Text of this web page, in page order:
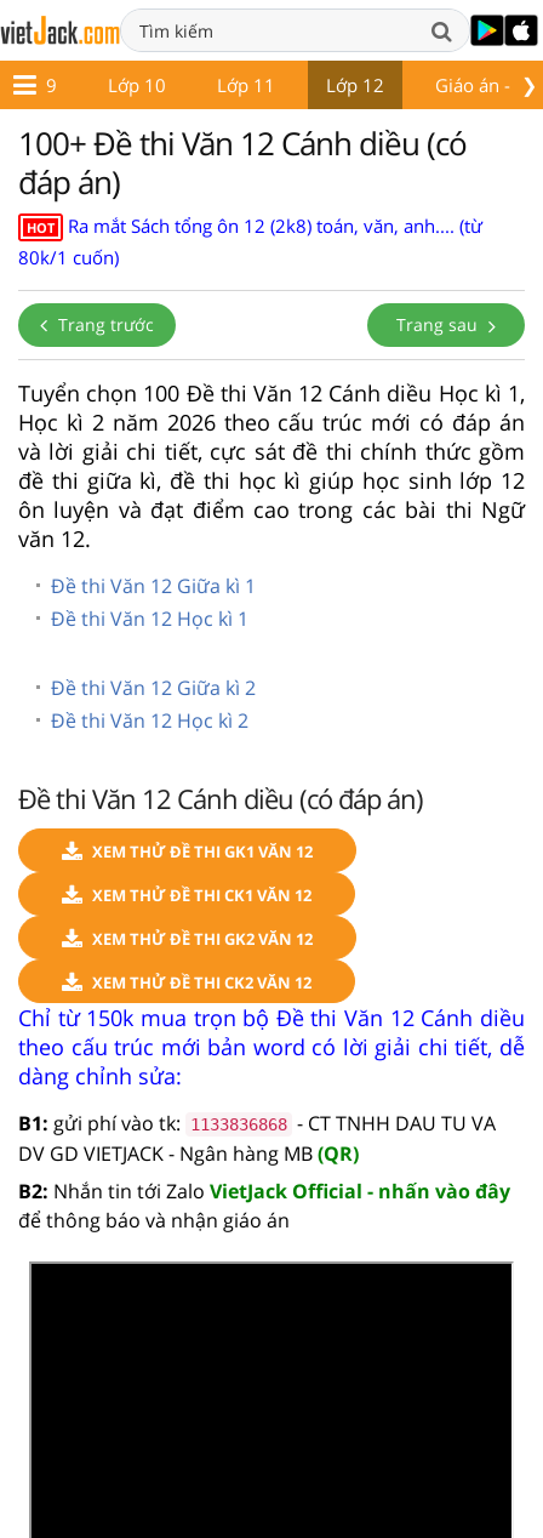
❯
Lớp 9 Lớp 10 Lớp 11 Lớp 12 Giáo án -
100+ Đề thi Văn 12 Cánh diều (có
đáp án)
HOT
Ra mắt Sách tổng ôn 12 (2k8) toán, văn, anh.... (từ
80k/1 cuốn)
Trang trước Trang sau
Tuyển chọn 100 Đề thi Văn 12 Cánh diều Học kì 1,
Học kì 2 năm 2026 theo cấu trúc mới có đáp án
và lời giải chi tiết, cực sát đề thi chính thức gồm
đề thi giữa kì, đề thi học kì giúp học sinh lớp 12
ôn luyện và đạt điểm cao trong các bài thi Ngữ
văn 12.
Đề thi Văn 12 Giữa kì 1
Đề thi Văn 12 Học kì 1
Đề thi Văn 12 Giữa kì 2
Đề thi Văn 12 Học kì 2
Đề thi Văn 12 Cánh diều (có đáp án)
XEM THỬ ĐỀ THI GK1 VĂN 12
XEM THỬ ĐỀ THI CK1 VĂN 12
XEM THỬ ĐỀ THI GK2 VĂN 12
XEM THỬ ĐỀ THI CK2 VĂN 12
Chỉ từ 150k mua trọn bộ Đề thi Văn 12 Cánh diều
theo cấu trúc mới bản word có lời giải chi tiết, dễ
dàng chỉnh sửa:
B1: gửi phí vào tk: 1133836868 - CT TNHH DAU TU VA
DV GD VIETJACK - Ngân hàng MB(QR)
B2: Nhắn tin tới Zalo VietJack Official - nhấn vào đây
để thông báo và nhận giáo án